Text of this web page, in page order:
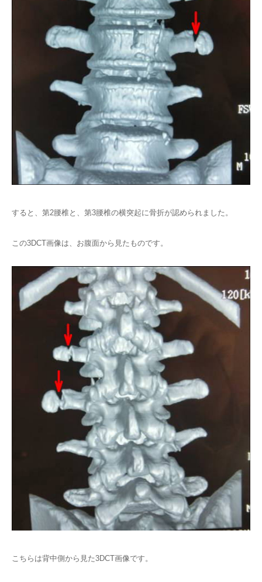
すると、第2腰椎と、第3腰椎の横突起に骨折が認められました。
この3DCT画像は、お腹面から見たものです。
こちらは背中側から見た3DCT画像です。